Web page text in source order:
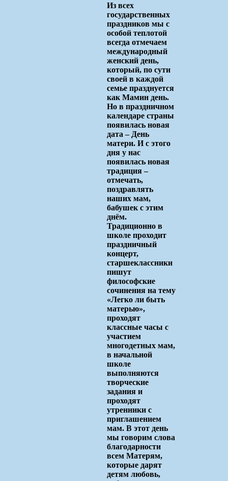
Из всех
государственных
праздников мы с
особой теплотой
всегда отмечаем
международный
женский день,
который, по сути
своей в каждой
семье празднуется
как Мамин день.
Но в праздничном
календаре страны
появилась новая
дата – День
матери. И с этого
дня у нас
появилась новая
традиция –
отмечать,
поздравлять
наших мам,
бабушек с этим
днём.
Традиционно в
школе проходит
праздничный
концерт,
старшеклассники
пишут
философские
сочинения на тему
«Легко ли быть
матерью»,
проходят
классные часы с
участием
многодетных мам,
в начальной
школе
выполняются
творческие
задания и
проходят
утренники с
приглашением
мам. В этот день
мы говорим слова
благодарности
всем Матерям,
которые дарят
детям любовь,